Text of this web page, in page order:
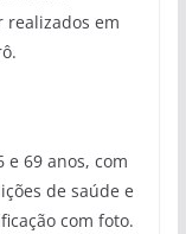
realizados em
e 69 anos, com
de saúde e
com foto.